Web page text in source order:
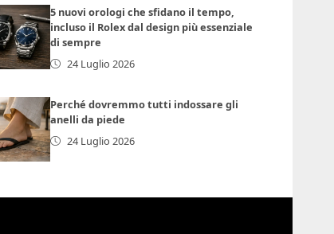
5 nuovi orologi che sfidano il tempo,
incluso il Rolex dal design più essenziale
di sempre
24 Luglio 2026
Perché dovremmo tutti indossare gli
anelli da piede
24 Luglio 2026